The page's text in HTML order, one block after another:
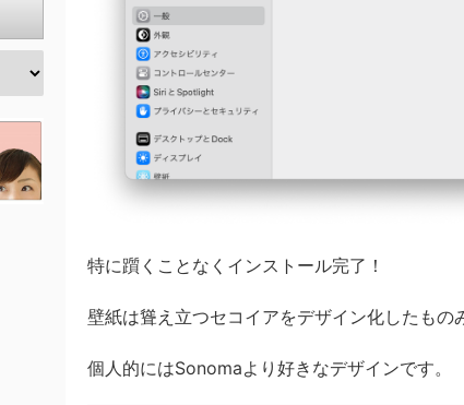
特に躓くことなくインストール完了！
壁紙は聳え立つセコイアをデザイン化したもの
個人的にはSonomaより好きなデザインです。